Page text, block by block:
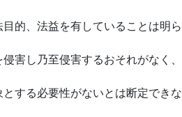
的、法益を有していることは明ら
害し乃至侵害するおそれがなく、
する必要性がないとは断定できな